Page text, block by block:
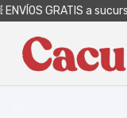
GRATIS a